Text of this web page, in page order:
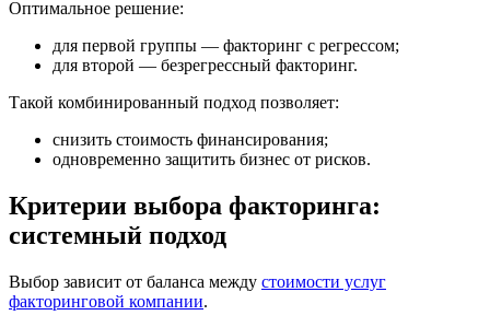
Оптимальное решение:
для первой группы — факторинг с регрессом;
для второй — безрегрессный факторинг.
Такой комбинированный подход позволяет:
снизить стоимость финансирования;
одновременно защитить бизнес от рисков.
Критерии выбора факторинга:
системный подход
Выбор зависит от баланса между стоимости услуг
факторинговой компании.